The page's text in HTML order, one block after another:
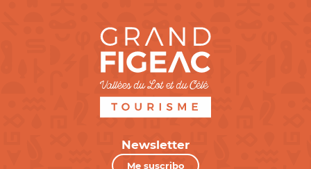
Newsletter
Me suscribo